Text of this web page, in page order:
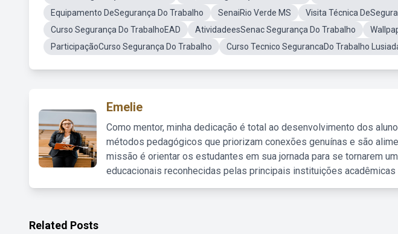
Equipamento DeSegurança Do Trabalho
SenaiRio Verde MS
Visita Técnica
Curso Segurança Do TrabalhoEAD
AtividadeesSenac Segurança Do Trabalho
ParticipaçãoCurso Segurança Do Trabalho
Curso Tecnico SegurancaDo Trabalho
Emelie
Como mentor, minha dedicação é total ao desenvolvimento dos
métodos pedagógicos que priorizam conexões genuínas e são
missão é orientar os estudantes em sua jornada para se tornarem
educacionais reconhecidas pelas principais instituições acadêmicas
Related Posts